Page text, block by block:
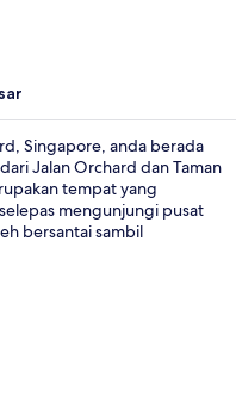
Singapore, anda berada
Jalan Orchard dan Taman
tempat yang
mengunjungi pusat
bersantai sambil
bar tepi kolam, dan
jarak Stesen